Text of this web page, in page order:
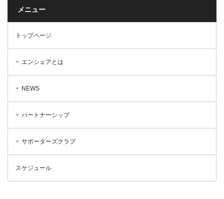
メニュー
トップページ
エンシェアとは
NEWS
パートナーシップ
サポーターズクラブ
スケジュール